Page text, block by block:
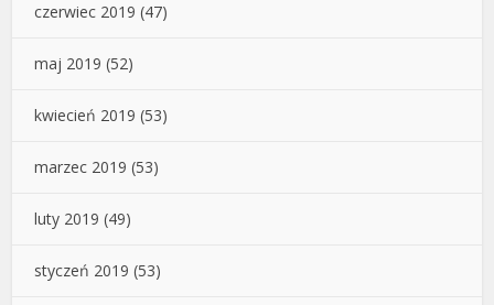
czerwiec 2019 (47)
maj 2019 (52)
kwiecień 2019 (53)
marzec 2019 (53)
luty 2019 (49)
styczeń 2019 (53)